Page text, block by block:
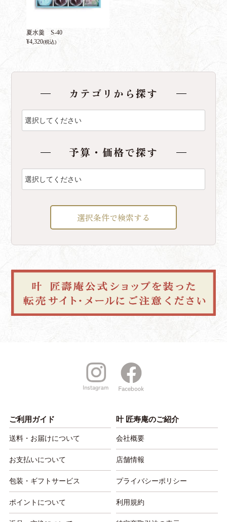
夏水羹 S-40
¥4,320(税込)
カテゴリから探す
予算・価格で探す
選択条件で検索する
ご利用ガイド
送料・お届けについて
お支払いについて
包装・ギフトサービス
ポイントについて
叶 匠寿庵のご紹介
会社概要
店舗情報
プライバシーポリシー
利用規約